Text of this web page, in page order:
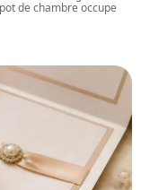
de chambre occupe